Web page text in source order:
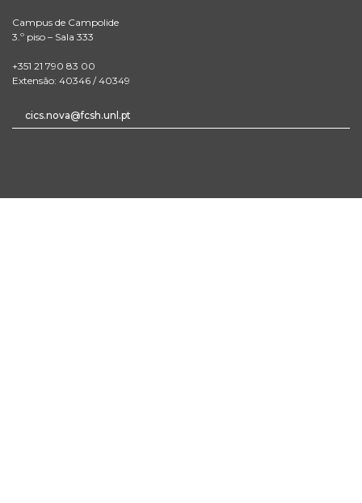
Campus de Campolide
3.º piso – Sala 333
+351 21 790 83 00
Extensão: 40346 / 40349
cics.nova@fcsh.unl.pt